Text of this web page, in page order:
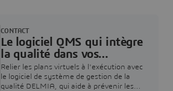
Le logiciel QMS qui intègre
la qualité dans vos
opérations de fabrication
Relier les plans virtuels à l'exécution avec
le logiciel de système de gestion de la
qualité DELMIA, qui aide à prévenir les
CONTACT